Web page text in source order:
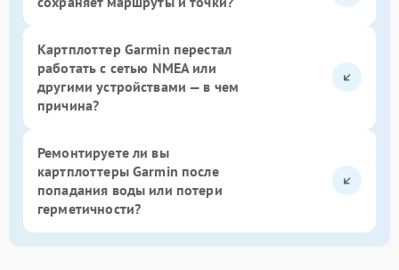
Картплоттер Garmin перестал
работать с сетью NMEA или
другими устройствами — в чем
причина?
Ремонтируете ли вы
картплоттеры Garmin после
попадания воды или потери
герметичности?